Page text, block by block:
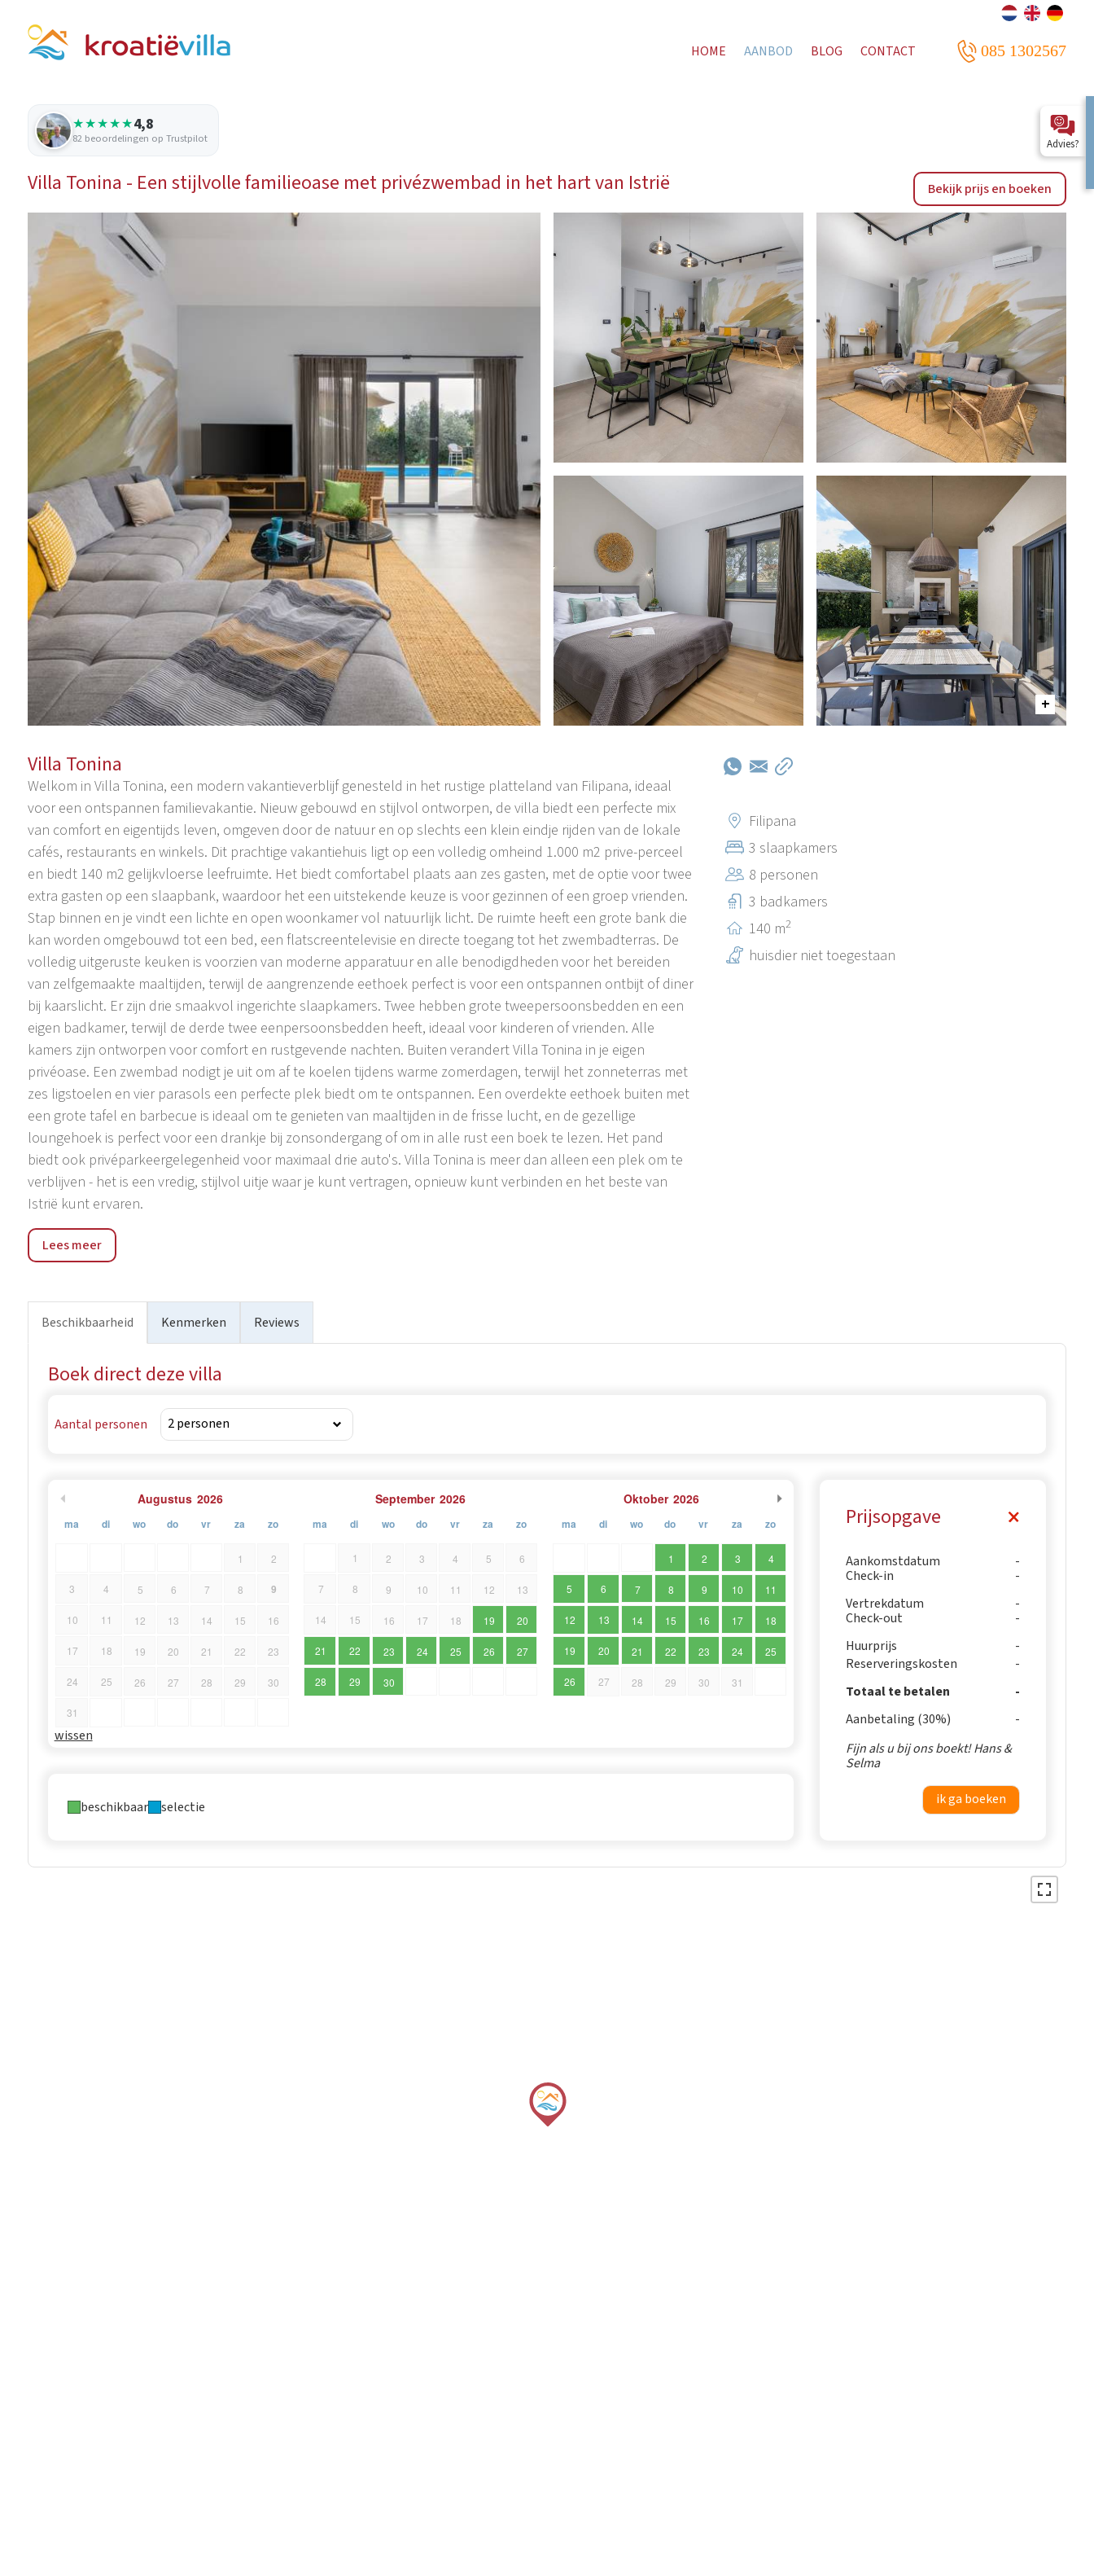
HOME AANBOD BLOG CONTACT 085 1302567
★★★★★4,8
82 beoordelingen op Trustpilot
Villa Tonina - Een stijlvolle familieoase met privézwembad in het hart van Istrië Bekijk prijs en boeken
Villa Tonina
Welkom in Villa Tonina, een modern vakantieverblijf genesteld in het rustige platteland van Filipana, ideaal
voor een ontspannen familievakantie. Nieuw gebouwd en stijlvol ontworpen, de villa biedt een perfecte mix
van comfort en eigentijds leven, omgeven door de natuur en op slechts een klein eindje rijden van de lokale
cafés, restaurants en winkels. Dit prachtige vakantiehuis ligt op een volledig omheind 1.000 m2 prive-perceel
en biedt 140 m2 gelijkvloerse leefruimte. Het biedt comfortabel plaats aan zes gasten, met de optie voor twee
extra gasten op een slaapbank, waardoor het een uitstekende keuze is voor gezinnen of een groep vrienden.
Stap binnen en je vindt een lichte en open woonkamer vol natuurlijk licht. De ruimte heeft een grote bank die
kan worden omgebouwd tot een bed, een flatscreentelevisie en directe toegang tot het zwembadterras. De
volledig uitgeruste keuken is voorzien van moderne apparatuur en alle benodigdheden voor het bereiden
van zelfgemaakte maaltijden, terwijl de aangrenzende eethoek perfect is voor een ontspannen ontbijt of diner
bij kaarslicht. Er zijn drie smaakvol ingerichte slaapkamers. Twee hebben grote tweepersoonsbedden en een
eigen badkamer, terwijl de derde twee eenpersoonsbedden heeft, ideaal voor kinderen of vrienden. Alle
kamers zijn ontworpen voor comfort en rustgevende nachten. Buiten verandert Villa Tonina in je eigen
privéoase. Een zwembad nodigt je uit om af te koelen tijdens warme zomerdagen, terwijl het zonneterras met
zes ligstoelen en vier parasols een perfecte plek biedt om te ontspannen. Een overdekte eethoek buiten met
een grote tafel en barbecue is ideaal om te genieten van maaltijden in de frisse lucht, en de gezellige
loungehoek is perfect voor een drankje bij zonsondergang of om in alle rust een boek te lezen. Het pand
biedt ook privéparkeergelegenheid voor maximaal drie auto's. Villa Tonina is meer dan alleen een plek om te
verblijven - het is een vredig, stijlvol uitje waar je kunt vertragen, opnieuw kunt verbinden en het beste van
Istrië kunt ervaren.
Filipana is een charmant en rustig dorpje in het zuiden van Istrië. Omgeven door glooiende heuvels,
olijfgaarden en traditionele stenen huizen, biedt het een authentieke Istrische plattelandservaring - perfect
afstand. Voor een dagje aan zee zijn de dichtstbijzijnde stranden in Duga Uvala, Fažana of Medulin, op
is een geweldige uitvalsbasis om Istrië te verkennen en tegelijkertijd te genieten van de rust en privacy van het
Lees meer
Filipana
3 slaapkamers
8 personen
3 badkamers
140 m2
huisdier niet toegestaan
Beschikbaarheid Kenmerken Reviews
Boek direct deze villa
Aantal personen
Augustus 2026
ma di wo do vr za zo
1 2
3 4 5 6 7 8 9
10 11 12 13 14 15 16
17 18 19 20 21 22 23
24 25 26 27 28 29 30
31
September 2026
ma di wo do vr za zo
1 2 3 4 5 6
7 8 9 10 11 12 13
14 15 16 17 18 19 20
21 22 23 24 25 26 27
28 29 30
Oktober 2026
ma di wo do vr za zo
1 2 3 4
5 6 7 8 9 10 11
12 13 14 15 16 17 18
19 20 21 22 23 24 25
26 27 28 29 30 31
wissen
beschikbaar selectie
Prijsopgave
Aankomstdatum
Check-in
Vertrekdatum
Check-out
Huurprijs
Reserveringskosten
Totaal te betalen
Aanbetaling (30%)
Fijn als u bij ons boekt! Hans &
Selma
ik ga boeken
Advies?